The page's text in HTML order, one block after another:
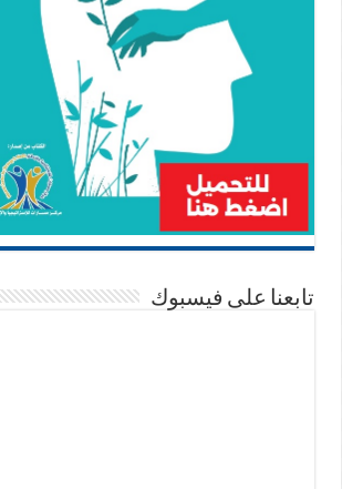
تابعنا على فيسبوك